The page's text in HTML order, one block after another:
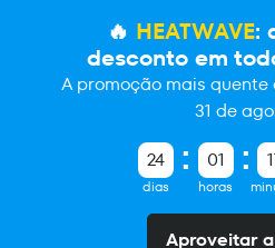
🔥 HEATWAVE:
desconto em
A promoção mais quente
31 de
24
dias
01
horas
Aproveitar